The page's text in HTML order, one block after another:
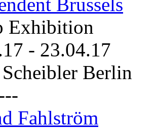
Exhibition
- 23.04.17
Berlin
Fahlström